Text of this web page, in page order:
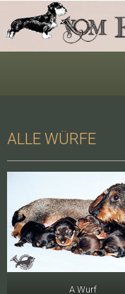
ALLE WÜRFE
A Wurf